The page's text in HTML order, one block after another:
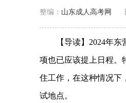
整编： 山东成人高考网
【导读】2024年
项也已应该提上日程。
住工作，在这种情况下
试地点。